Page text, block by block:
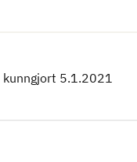
kunngjort 5.1.2021